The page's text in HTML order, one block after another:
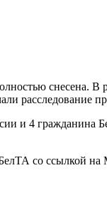
снесена.
расследование
и 4 гражданина
со ссылкой